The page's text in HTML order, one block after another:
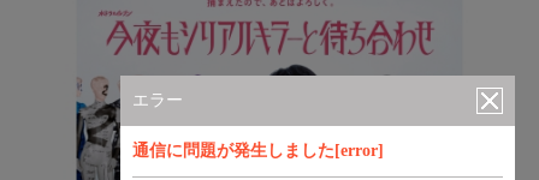
エラー
通信に問題が発生しました[error]